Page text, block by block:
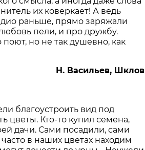
их коверкает! А ведь
раньше, прямо заряжали
пели, и про дружбу.
но не так душевно, как
Н. Васильев, Шклов
благоустроить вид под
цветы. Кто-то купил семена,
дачи. Сами посадили, сами
в наших цветах находим